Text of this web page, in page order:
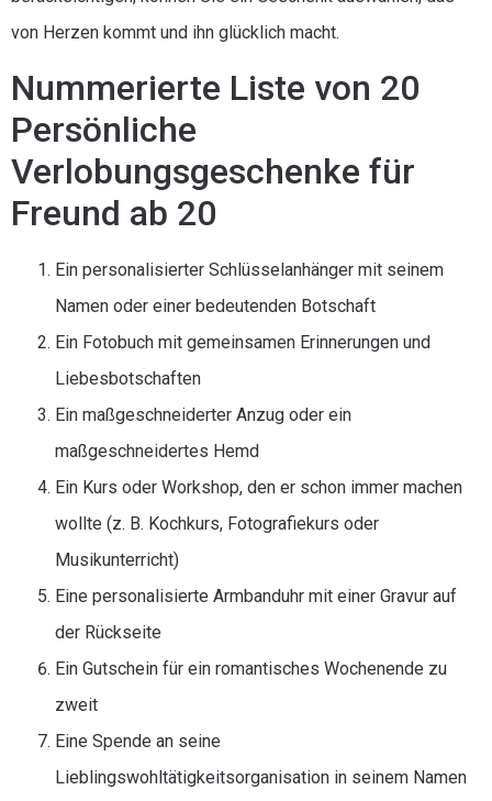
von Herzen kommt und ihn glücklich macht.
Nummerierte Liste von 20
Persönliche
Verlobungsgeschenke für
Freund ab 20
Ein personalisierter Schlüsselanhänger mit seinem
Namen oder einer bedeutenden Botschaft
Ein Fotobuch mit gemeinsamen Erinnerungen und
Liebesbotschaften
Ein maßgeschneiderter Anzug oder ein
maßgeschneidertes Hemd
Ein Kurs oder Workshop, den er schon immer machen
wollte (z. B. Kochkurs, Fotografiekurs oder
Musikunterricht)
Eine personalisierte Armbanduhr mit einer Gravur auf
der Rückseite
Ein Gutschein für ein romantisches Wochenende zu
zweit
Eine Spende an seine
Lieblingswohltätigkeitsorganisation in seinem Namen